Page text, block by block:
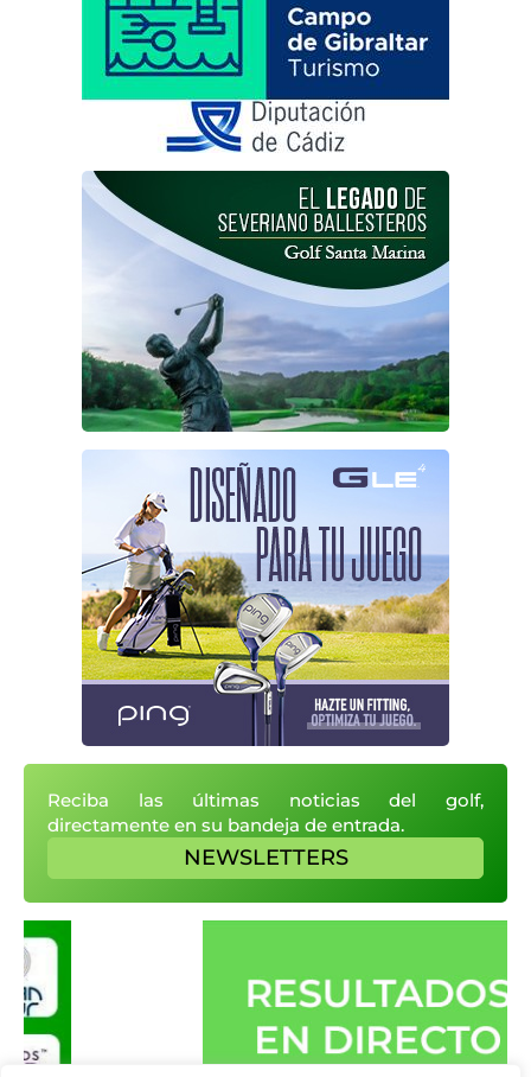
Reciba las últimas noticias del golf,
directamente en su bandeja de entrada.
NEWSLETTERS